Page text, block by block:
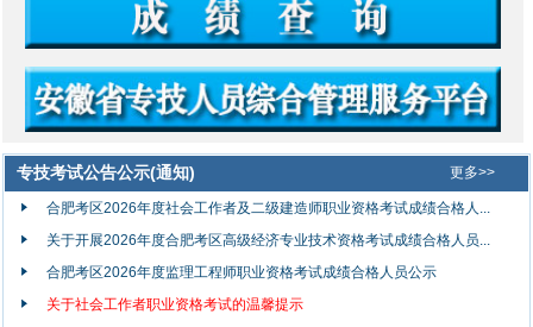
专技考试公告公示(通知) 更多>>
合肥考区2026年度社会工作者及二级建造师职业资格考试成绩合格人...
关于开展2026年度合肥考区高级经济专业技术资格考试成绩合格人员...
合肥考区2026年度监理工程师职业资格考试成绩合格人员公示
关于社会工作者职业资格考试的温馨提示